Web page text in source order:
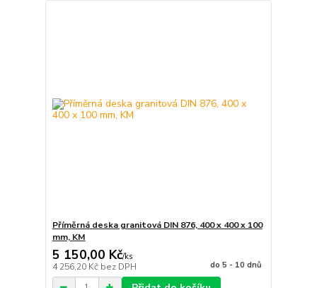
Příměrná deska granitová DIN 876, 400 x 400 x 100
mm, KM
5 150,00 Kč/ks
4 256,20 Kč bez DPH do 5 - 10 dnů